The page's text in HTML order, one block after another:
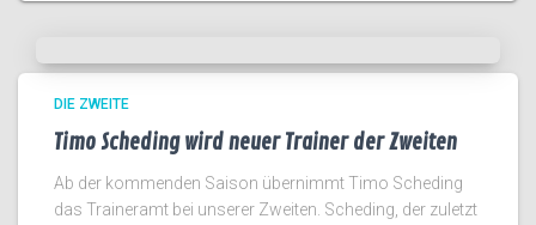
DIE ZWEITE
Timo Scheding wird neuer Trainer der Zweiten
Ab der kommenden Saison übernimmt Timo Scheding
das Traineramt bei unserer Zweiten. Scheding, der zuletzt